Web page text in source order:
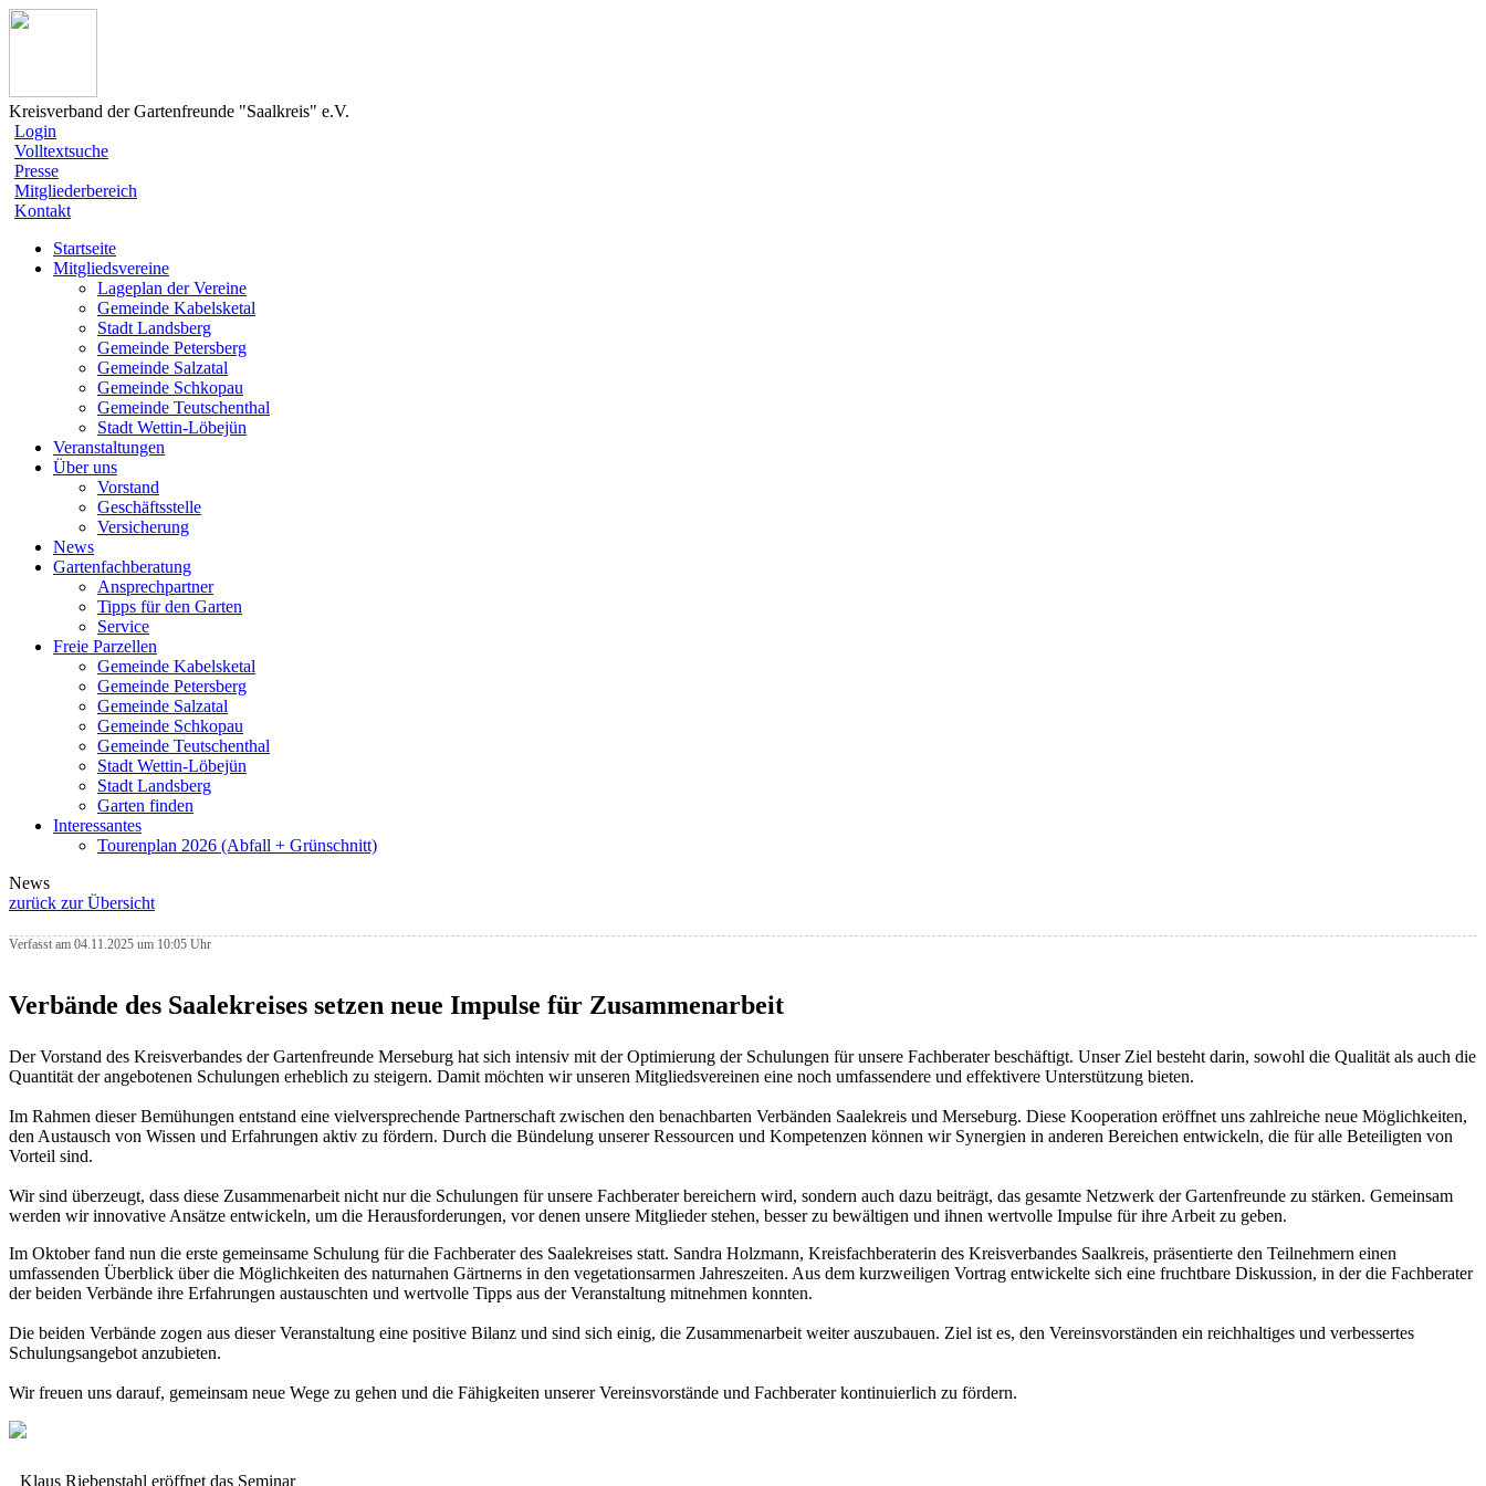
Kreisverband der Gartenfreunde "Saalkreis" e.V.
Login
Volltextsuche
Presse
Mitgliederbereich
Kontakt
Startseite
Mitgliedsvereine
Lageplan der Vereine
Gemeinde Kabelsketal
Stadt Landsberg
Gemeinde Petersberg
Gemeinde Salzatal
Gemeinde Schkopau
Gemeinde Teutschenthal
Stadt Wettin-Löbejün
Veranstaltungen
Über uns
Vorstand
Geschäftsstelle
Versicherung
News
Gartenfachberatung
Ansprechpartner
Tipps für den Garten
Service
Freie Parzellen
Gemeinde Kabelsketal
Gemeinde Petersberg
Gemeinde Salzatal
Gemeinde Schkopau
Gemeinde Teutschenthal
Stadt Wettin-Löbejün
Stadt Landsberg
Garten finden
Interessantes
Tourenplan 2026 (Abfall + Grünschnitt)
News
zurück zur Übersicht
Verfasst am 04.11.2025 um 10:05 Uhr
Verbände des Saalekreises setzen neue Impulse für Zusammenarbeit
Der Vorstand des Kreisverbandes der Gartenfreunde Merseburg hat sich intensiv mit der Optimierung der Schulungen für unsere Fachberater beschäftigt. Unser Ziel besteht darin, sowohl die Qualität als auch die
Quantität der angebotenen Schulungen erheblich zu steigern. Damit möchten wir unseren Mitgliedsvereinen eine noch umfassendere und effektivere Unterstützung bieten.
Im Rahmen dieser Bemühungen entstand eine vielversprechende Partnerschaft zwischen den benachbarten Verbänden Saalekreis und Merseburg. Diese Kooperation eröffnet uns zahlreiche neue Möglichkeiten,
den Austausch von Wissen und Erfahrungen aktiv zu fördern. Durch die Bündelung unserer Ressourcen und Kompetenzen können wir Synergien in anderen Bereichen entwickeln, die für alle Beteiligten von
Vorteil sind.
Wir sind überzeugt, dass diese Zusammenarbeit nicht nur die Schulungen für unsere Fachberater bereichern wird, sondern auch dazu beiträgt, das gesamte Netzwerk der Gartenfreunde zu stärken. Gemeinsam
werden wir innovative Ansätze entwickeln, um die Herausforderungen, vor denen unsere Mitglieder stehen, besser zu bewältigen und ihnen wertvolle Impulse für ihre Arbeit zu geben.
Im Oktober fand nun die erste gemeinsame Schulung für die Fachberater des Saalekreises statt. Sandra Holzmann, Kreisfachberaterin des Kreisverbandes Saalkreis, präsentierte den Teilnehmern einen
umfassenden Überblick über die Möglichkeiten des naturnahen Gärtnerns in den vegetationsarmen Jahreszeiten. Aus dem kurzweiligen Vortrag entwickelte sich eine fruchtbare Diskussion, in der die Fachberater
der beiden Verbände ihre Erfahrungen austauschten und wertvolle Tipps aus der Veranstaltung mitnehmen konnten.
Die beiden Verbände zogen aus dieser Veranstaltung eine positive Bilanz und sind sich einig, die Zusammenarbeit weiter auszubauen. Ziel ist es, den Vereinsvorständen ein reichhaltiges und verbessertes
Schulungsangebot anzubieten.
Wir freuen uns darauf, gemeinsam neue Wege zu gehen und die Fähigkeiten unserer Vereinsvorstände und Fachberater kontinuierlich zu fördern.
Klaus Riebenstahl eröffnet das Seminar